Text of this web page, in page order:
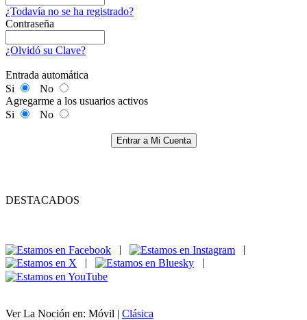
¿Todavía no se ha registrado?
Contraseña
¿Olvidó su Clave?
Entrada automática
Si
No
Agregarme a los usuarios activos
Si
No
Entrar a Mi Cuenta
DESTACADOS
|
|
|
|
Ver La Noción en: Móvil | Clásica